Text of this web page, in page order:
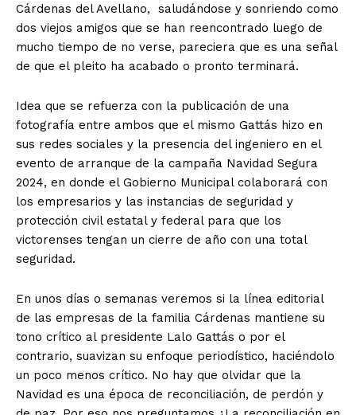
Cárdenas del Avellano, saludándose y sonriendo como
dos viejos amigos que se han reencontrado luego de
mucho tiempo de no verse, pareciera que es una señal
de que el pleito ha acabado o pronto terminará.
Idea que se refuerza con la publicación de una
fotografía entre ambos que el mismo Gattás hizo en
sus redes sociales y la presencia del ingeniero en el
evento de arranque de la campaña Navidad Segura
2024, en donde el Gobierno Municipal colaborará con
los empresarios y las instancias de seguridad y
protección civil estatal y federal para que los
victorenses tengan un cierre de año con una total
seguridad.
En unos días o semanas veremos si la línea editorial
de las empresas de la familia Cárdenas mantiene su
tono crítico al presidente Lalo Gattás o por el
contrario, suavizan su enfoque periodístico, haciéndolo
un poco menos crítico. No hay que olvidar que la
Navidad es una época de reconciliación, de perdón y